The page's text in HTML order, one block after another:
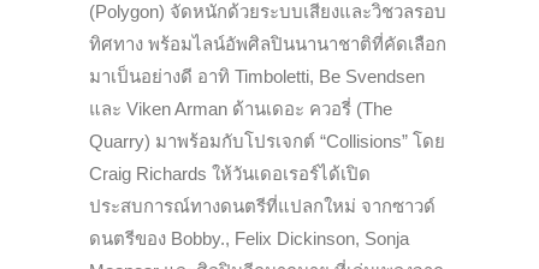
(Polygon) จัดหนักด้วยระบบเสียงและวิชวลรอบ
ทิศทาง พร้อมไลน์อัพศิลปินนานาชาติที่คัดเลือก
มาเป็นอย่างดี อาทิ Timboletti, Be Svendsen
และ Viken Arman ด้านเดอะ ควอรี่ (The
Quarry) มาพร้อมกับโปรเจกต์ “Collisions” โดย
Craig Richards ให้วันเดอเรอร์ได้เปิด
ประสบการณ์ทางดนตรีที่แปลกใหม่ จากซาวด์
ดนตรีของ Bobby., Felix Dickinson, Sonja